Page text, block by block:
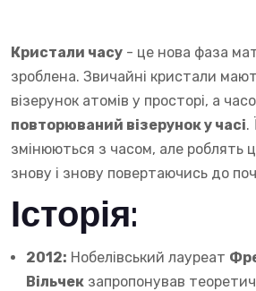
Кристали часу - це нова фаза
зроблена. Звичайні кристали
візерунок атомів у просторі, а
повторюваний візерунок у часі.
змінюються з часом, але роблять
знову і знову повертаючись до
Історія:
2012: Нобелівський лауреат
Вільчек запропонував